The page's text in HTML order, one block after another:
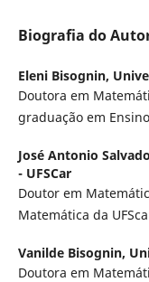
Biografia do
Eleni Bisognin,
Doutora em
graduação em
José Antonio
- UFSCar
Doutor em
Matemática da
Vanilde Bisognin,
Doutora em